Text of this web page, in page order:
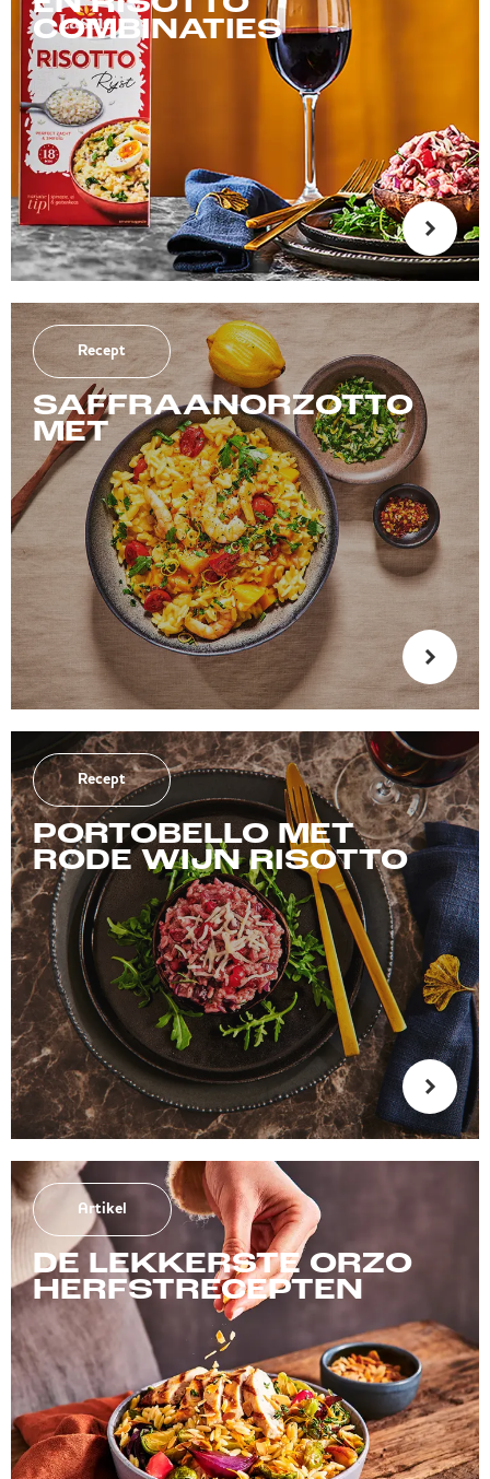
COMBINATIES
Recept
SAFFRAANORZOTTO
MET
Recept
PORTOBELLO MET
RODE WIJN RISOTTO
Artikel
DE LEKKERSTE ORZO
HERFSTRECEPTEN